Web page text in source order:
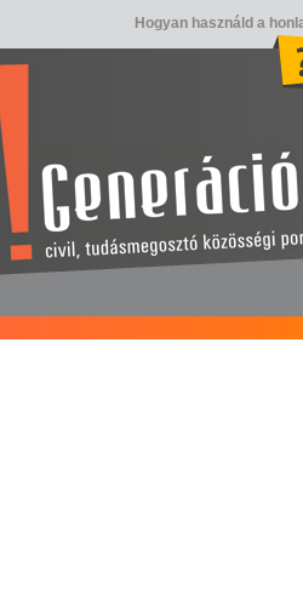
Hogyan használd a